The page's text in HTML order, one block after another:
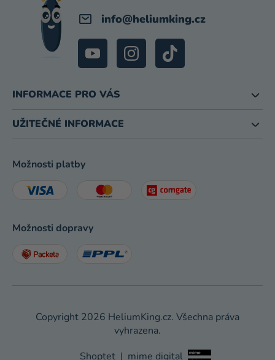
info@heliumking.cz
INFORMACE PRO VÁS
UŽITEČNÉ INFORMACE
Možnosti platby
Možnosti dopravy
Shoptet | mime digital
Copyright 2026 HeliumKing.cz. Všechna práva
vyhrazena.